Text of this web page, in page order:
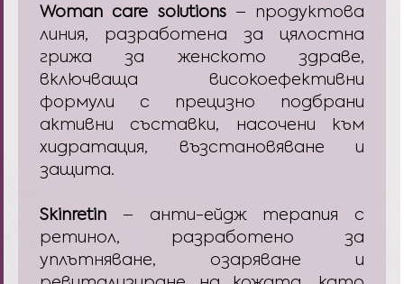
Woman care solutions– продуктова
линия, разработена за цялостна
грижа за женското здраве,
включваща високоефективни
формули с прецизно подбрани
активни съставки, насочени към
хидратация, възстановяване и
защита.
Skinretin – анти-ейдж терапия с
ретинол, разработено за
уплътняване, озаряване и